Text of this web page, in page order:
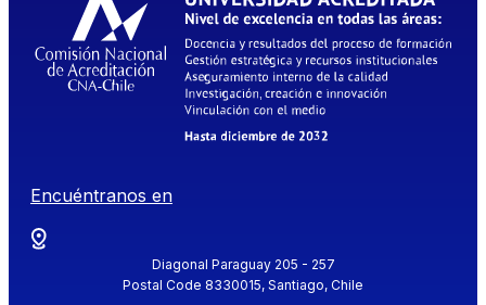
Encuéntranos en
Diagonal Paraguay 205 - 257
Postal Code 8330015, Santiago, Chile